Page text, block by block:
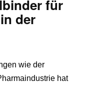
für
der
wie der
hat